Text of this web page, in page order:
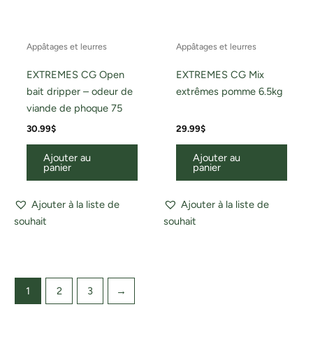
Appâtages et leurres
EXTREMES CG Open
bait dripper – odeur de
viande de phoque 75
30.99$
Ajouter au
panier
Ajouter à la liste de
souhait
Appâtages et leurres
EXTREMES CG Mix
extrêmes pomme 6.5kg
29.99$
Ajouter au
panier
Ajouter à la liste de
souhait
1 2 3 →